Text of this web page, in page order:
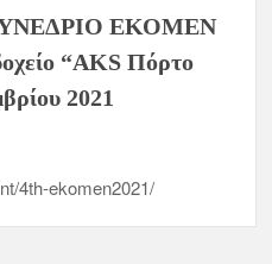
ΕΚΟΜΕΝ
“ΑΚS Πόρτο
2021
4th-ekomen2021/